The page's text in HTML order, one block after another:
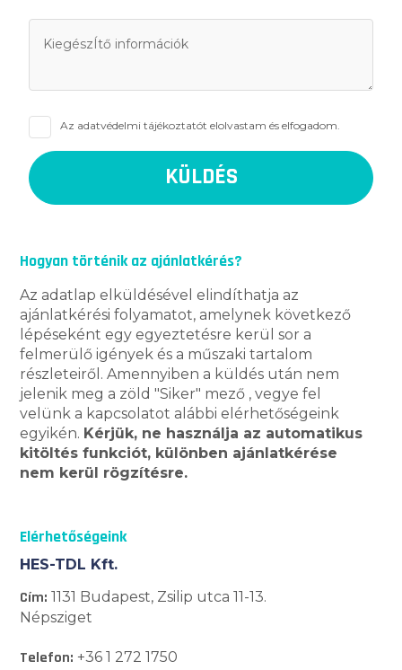
Az adatvédelmi tájékoztatót elolvastam és elfogadom.
Hogyan történik az ajánlatkérés?
Az adatlap elküldésével elindíthatja az
ajánlatkérési folyamatot, amelynek következő
lépéseként egy egyeztetésre kerül sor a
felmerülő igények és a műszaki tartalom
részleteiről. Amennyiben a küldés után nem
jelenik meg a zöld "Siker" mező , vegye fel
velünk a kapcsolatot alábbi elérhetőségeink
egyikén. Kérjük, ne használja az automatikus
kitöltés funkciót, különben ajánlatkérése
nem kerül rögzítésre.
Elérhetőségeink
HES-TDL Kft.
Cím: 1131 Budapest, Zsilip utca 11-13.
Népsziget
Telefon: +36 1 272 1750